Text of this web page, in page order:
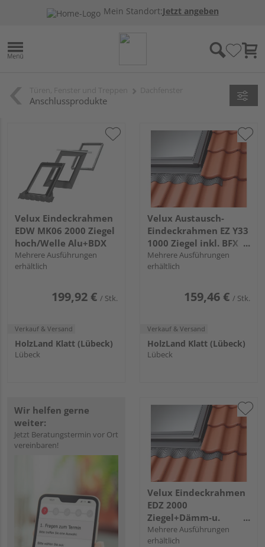
Mein Standort:Jetzt angeben
Anschlussprodukte
Velux Eindeckrahmen
EDW MK06 2000 Ziegel
hoch/Welle Alu+BDX
Mehrere Ausführungen
erhältlich
199,92 € / Stk.
Verkauf & Versand
HolzLand Klatt (Lübeck)
Lübeck
Velux Austausch-
Eindeckrahmen EZ Y33
1000 Ziegel inkl. BFX
Alu
Mehrere Ausführungen
erhältlich
159,46 € / Stk.
Verkauf & Versand
HolzLand Klatt (Lübeck)
Lübeck
Wir helfen gerne
weiter:
Jetzt Beratungstermin vor Ort
vereinbaren!
Velux Eindeckrahmen
EDZ 2000
Ziegel+Dämm-u.
Anschluss Set BDX Alu
Mehrere Ausführungen
erhältlich